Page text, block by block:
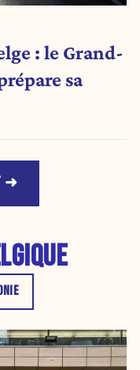
: le Grand-
sa